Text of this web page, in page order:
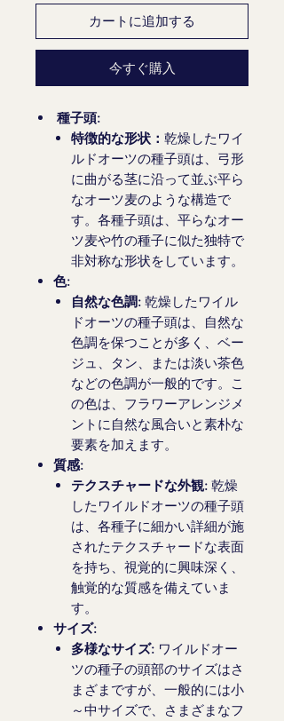
カートに追加する
今すぐ購入
種子頭:
特徴的な形状： 乾燥したワイ
ルドオーツの種子頭は、弓形
に曲がる茎に沿って並ぶ平ら
なオーツ麦のような構造で
す。各種子頭は、平らなオー
ツ麦や竹の種子に似た独特で
非対称な形状をしています。
色:
自然な色調: 乾燥したワイル
ドオーツの種子頭は、自然な
色調を保つことが多く、ベー
ジュ、タン、または淡い茶色
などの色調が一般的です。こ
の色は、フラワーアレンジメ
ントに自然な風合いと素朴な
要素を加えます。
質感:
テクスチャードな外観: 乾燥
したワイルドオーツの種子頭
は、各種子に細かい詳細が施
されたテクスチャードな表面
を持ち、視覚的に興味深く、
触覚的な質感を備えていま
す。
サイズ:
多様なサイズ: ワイルドオー
ツの種子の頭部のサイズはさ
まざまですが、一般的には小
～中サイズで、さまざまなフ